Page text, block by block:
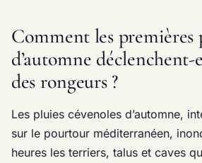
Comment les premières
d’automne déclenchent-
des rongeurs ?
Les pluies cévenoles d’automne,
sur le pourtour méditerranéen,
heures les terriers, talus et caves